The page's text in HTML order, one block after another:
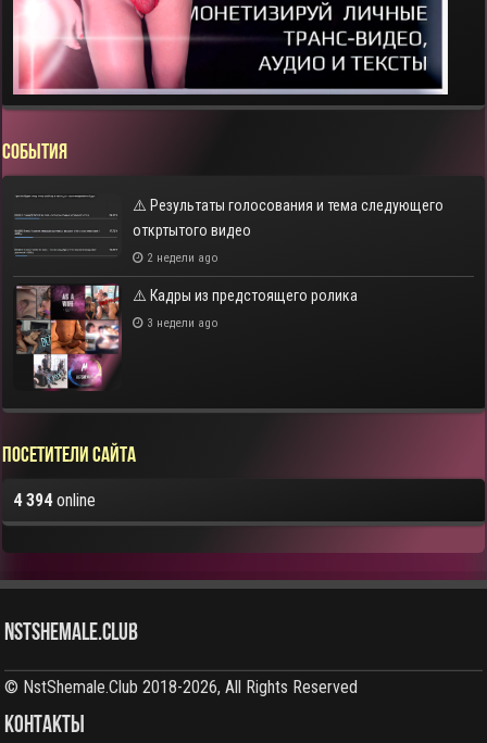
СОБЫТИЯ
⚠️ Результаты голосования и тема следующего
откртытого видео
2 недели ago
⚠️ Кадры из предстоящего ролика
3 недели ago
Посетители сайта
4 394online
NstShemale.Club
© NstShemale.Club 2018-2026, All Rights Reserved
КОНТАКТЫ